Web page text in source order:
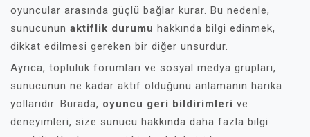
oyuncular arasında güçlü bağlar kurar. Bu nedenle,
sunucunun aktiflik durumu hakkında bilgi edinmek,
dikkat edilmesi gereken bir diğer unsurdur.
Ayrıca, topluluk forumları ve sosyal medya grupları,
sunucunun ne kadar aktif olduğunu anlamanın harika
yollarıdır. Burada, oyuncu geri bildirimleri ve
deneyimleri, size sunucu hakkında daha fazla bilgi